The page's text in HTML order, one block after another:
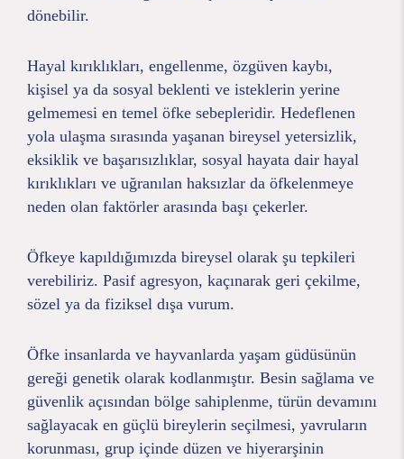
dönebilir.
Hayal kırıklıkları, engellenme, özgüven kaybı,
kişisel ya da sosyal beklenti ve isteklerin yerine
gelmemesi en temel öfke sebepleridir. Hedeflenen
yola ulaşma sırasında yaşanan bireysel yetersizlik,
eksiklik ve başarısızlıklar, sosyal hayata dair hayal
kırıklıkları ve uğranılan haksızlar da öfkelenmeye
neden olan faktörler arasında başı çekerler.
Öfkeye kapıldığımızda bireysel olarak şu tepkileri
verebiliriz. Pasif agresyon, kaçınarak geri çekilme,
sözel ya da fiziksel dışa vurum.
Öfke insanlarda ve hayvanlarda yaşam güdüsünün
gereği genetik olarak kodlanmıştır. Besin sağlama ve
güvenlik açısından bölge sahiplenme, türün devamını
sağlayacak en güçlü bireylerin seçilmesi, yavruların
korunması, grup içinde düzen ve hiyerarşinin